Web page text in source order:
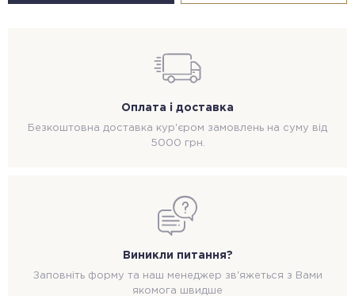
Оплата і доставка
Безкоштовна доставка кур'єром замовлень на суму від
5000 грн.
Виникли питання?
Заповніть форму та наш менеджер зв'яжеться з Вами
якомога швидше